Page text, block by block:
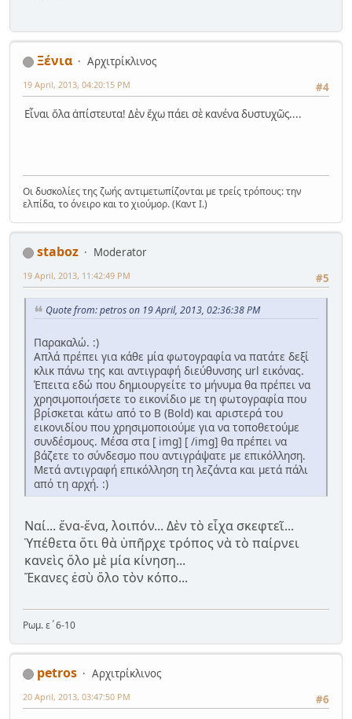
Ξένια
Αρχιτρίκλινος
#4
19 April, 2013, 04:20:15 PM
Εἶναι ὅλα ἀπίστευτα! Δὲν ἔχω πάει σὲ κανένα δυστυχῶς....
Οι δυσκολίες της ζωής αντιμετωπίζονται με τρείς τρόπους: την
ελπίδα, το όνειρο και το χιούμορ. (Καντ Ι.)
staboz
Moderator
#5
19 April, 2013, 11:42:49 PM
Quote from: petros on 19 April, 2013, 02:36:38 PM
Παρακαλώ. :)
Απλά πρέπει για κάθε μία φωτογραφία να πατάτε δεξί
κλικ πάνω της και αντιγραφή διεύθυνσης url εικόνας.
Έπειτα εδώ που δημιουργείτε το μήνυμα θα πρέπει να
χρησιμοποιήσετε το εικονίδιο με τη φωτογραφία που
βρίσκεται κάτω από το B (Bold) και αριστερά του
εικονιδίου που χρησιμοποιούμε για να τοποθετούμε
συνδέσμους. Μέσα στα [ img] [ /img] θα πρέπει να
βάζετε το σύνδεσμο που αντιγράψατε με επικόλληση.
Μετά αντιγραφή επικόλληση τη λεζάντα και μετά πάλι
από τη αρχή. :)
Ναί... ἕνα-ἕνα, λοιπόν... Δὲν τὸ εἶχα σκεφτεῖ...
Ὑπέθετα ὅτι θὰ ὑπῆρχε τρόπος νὰ τὸ παίρνει
κανεὶς ὅλο μὲ μία κίνηση...
Ἔκανες ἐσὺ ὅλο τὸν κόπο...
Ρωμ. ε΄6-10
petros
Αρχιτρίκλινος
#6
20 April, 2013, 03:47:50 PM